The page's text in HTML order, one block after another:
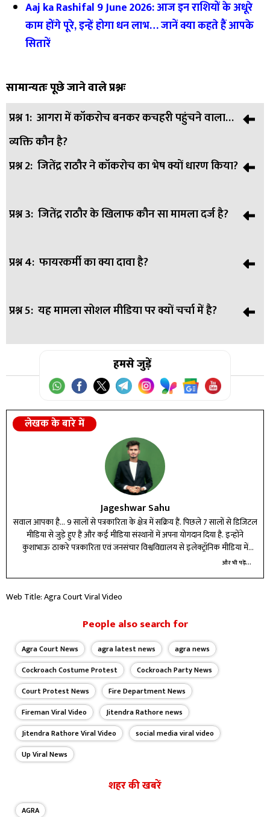
Aaj ka Rashifal 9 June 2026: आज इन राशियों के अधूरे
काम होंगे पूरे, इन्हें होगा धन लाभ… जानें क्या कहते हैं आपके
सितारें
सामान्यतः पूछे जाने वाले प्रश्नः
प्रश्न 1: आगरा में कॉकरोच बनकर कचहरी पहुंचने वाला
व्यक्ति कौन है?
उत्तर: वह निलंबित फायरकर्मी जितेंद्र राठौर हैं, जो अपने खिलाफ दर्ज
प्रश्न 2: जितेंद्र राठौर ने कॉकरोच का भेष क्यों धारण किया?
उत्तर: उनका कहना है कि उन्हें झूठे मामले में फंसाया गया है और न्याय
तरीका अपनाया।
प्रश्न 3: जितेंद्र राठौर के खिलाफ कौन सा मामला दर्ज है?
उत्तर: उनके खिलाफ 2024 में एक छात्रा द्वारा यौन उत्पीड़न का मामला
प्रश्न 4: फायरकर्मी का क्या दावा है?
उत्तर: जितेंद्र राठौर का दावा है कि उन्होंने नकल माफिया के खिलाफ
प्रश्न 5: यह मामला सोशल मीडिया पर क्यों चर्चा में है?
कॉकरोच की वेशभूषा पहनकर कचहरी पहुंचने और घुटनों के बल
रेंगने का वीडियो वायरल होने के बाद यह मामला चर्चा का विषय बन
गया।
हमसे जुड़ें
लेखक के बारे में
Jageshwar Sahu
सवाल आपका है... 9 सालों से पत्रकारिता के क्षेत्र में सक्रिय हैं. पिछले 7 सालों से डिजिटल
मीडिया से जुड़े हुए हैं और कई मीडिया संस्थानों में अपना योगदान दिया है. इन्होंने
कुशाभाऊ ठाकरे पत्रकारिता एवं जनसंचार विश्वविद्यालय से इलेक्ट्रॉनिक मीडिया में
और भी पढ़ें...
Web Title: Agra Court Viral Video
People also search for
Agra Court News agra latest news
agra news
Cockroach Costume Protest
Cockroach Party News
Court Protest News
Fire Department News
Fireman Viral Video
Jitendra Rathore news
Jitendra Rathore Viral Video
social media viral video
Up Viral News
शहर की खबरें
AGRA